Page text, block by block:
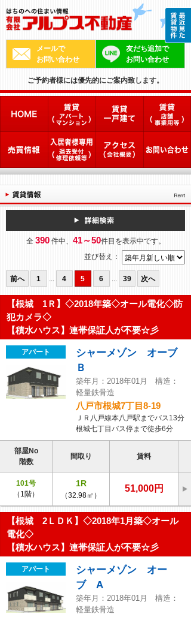
メールで
お問い合わせ
友だち追加で
お問い合わせ
ご予約者様には優先的にご案内致します。
全 390件中、 41～50件目を表示中です。
並び替え：
前へ 1 ... 4 5 6 ... 39 次へ
【根城 1Ｒ】◇2018年築◇オール電化◇防
犯カメラ◇
【積水ハウス】連帯保証人が不要☆彡
アパート
シャーメゾン オーブ
Ｂ
築年月：2018年01月 構造：
軽量鉄骨造
八戸市根城7丁目8-19
ＪＲ八戸線本八戸駅までバス13分
根城七丁目バス停まで徒歩6分
部屋No
階数
間取り 賃料
101号
（1階）
1R
（32.98㎡）
51,000円
【根城 2ＬＤＫ】◇2018年1月築◇オール
電化◇
【積水ハウス】連帯保証人が不要☆彡
アパート
シャーメゾン オー
ブ A
築年月：2018年01月 構造：
軽量鉄骨造